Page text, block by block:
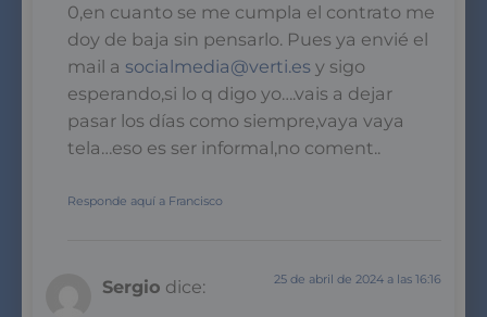
0,en cuanto se me cumpla el contrato me
doy de baja sin pensarlo. Pues ya envié el
mail a socialmedia@verti.es y sigo
esperando,si lo q digo yo….vais a dejar
pasar los días como siempre,vaya vaya
tela…eso es ser informal,no coment..
Responde aquí a Francisco
Sergio dice: 25 de abril de 2024 a las 16:16